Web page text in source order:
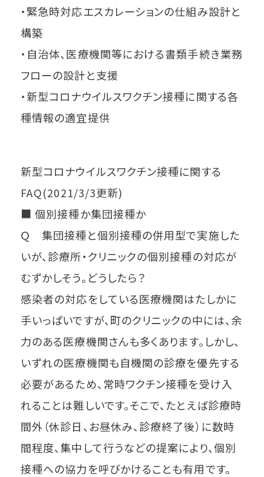
・緊急時対応エスカレーションの仕組み設計と
構築
・自治体、医療機関等における書類手続き業務
フローの設計と支援
・新型コロナウイルスワクチン接種に関する各
種情報の適宜提供
新型コロナウイルスワクチン接種に関する
FAQ(2021/3/3更新)
■ 個別接種か集団接種か
Ｑ 集団接種と個別接種の併用型で実施した
いが、診療所・クリニックの個別接種の対応が
むずかしそう。どうしたら？
感染者の対応をしている医療機関はたしかに
手いっぱいですが、町のクリニックの中には、余
力のある医療機関さんも多くあります。しかし、
いずれの医療機関も自機関の診療を優先する
必要があるため、常時ワクチン接種を受け入
れることは難しいです。そこで、たとえば診療時
間外（休診日、お昼休み、診療終了後）に数時
間程度、集中して行うなどの提案により、個別
接種への協力を呼びかけることも有用です。